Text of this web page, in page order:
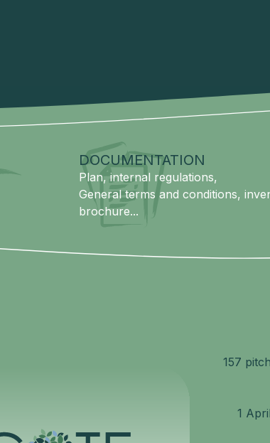
DOCUMENTATION
Plan, internal regulations,
General terms and conditions,
brochure...
157
1